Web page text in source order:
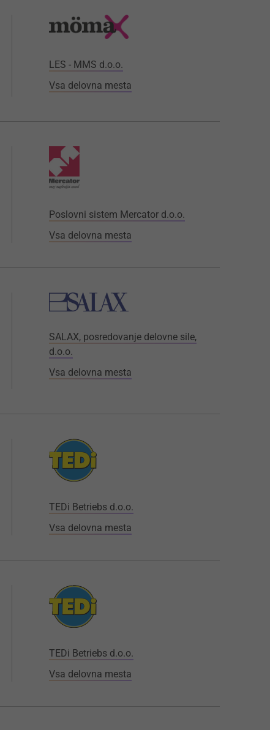
LES - MMS d.o.o.
Vsa delovna mesta
Poslovni sistem Mercator d.o.o.
Vsa delovna mesta
SALAX, posredovanje delovne sile,
d.o.o.
Vsa delovna mesta
TEDi Betriebs d.o.o.
Vsa delovna mesta
TEDi Betriebs d.o.o.
Vsa delovna mesta